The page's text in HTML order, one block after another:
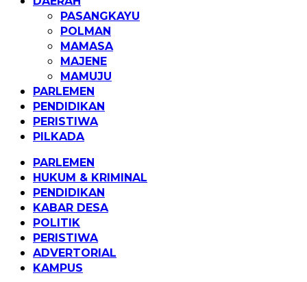
PASANGKAYU
POLMAN
MAMASA
MAJENE
MAMUJU
PARLEMEN
PENDIDIKAN
PERISTIWA
PILKADA
PARLEMEN
HUKUM & KRIMINAL
PENDIDIKAN
KABAR DESA
POLITIK
PERISTIWA
ADVERTORIAL
KAMPUS